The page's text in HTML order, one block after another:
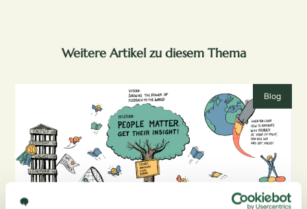
Weitere Artikel zu diesem Thema
Blog